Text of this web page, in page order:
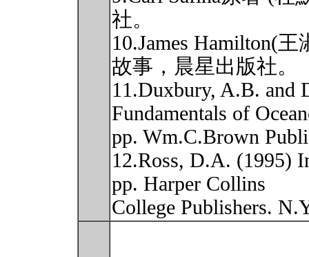
社。
10.James Hamilton(
故事，晨星出版社。
11.Duxbury, A.B. and
Fundamentals of
pp. Wm.C.Brown
12.Ross, D.A. (1995)
pp. Harper Collins
College Publishers.